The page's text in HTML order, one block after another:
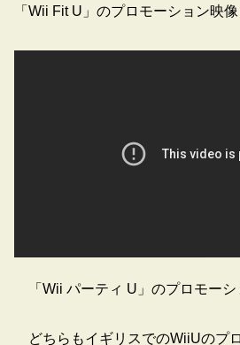
「Wii Fit U」のプロモーション映像
「Wii パーティ U」のプロモーシ
どちらもイギリスでのWiiUのプ